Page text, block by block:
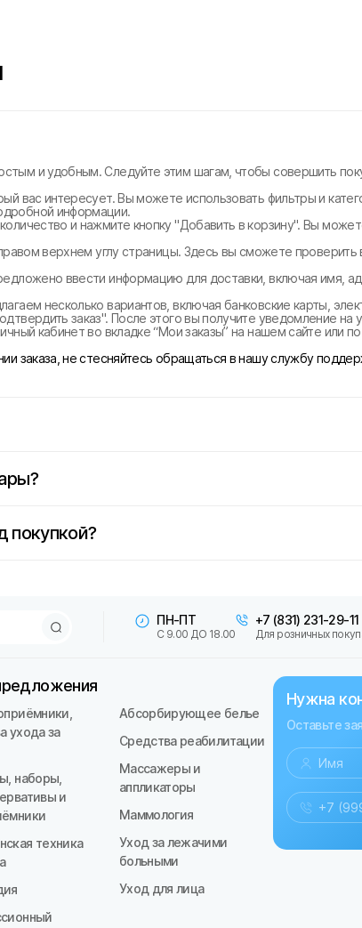
и удобным. Следуйте этим шагам, чтобы совершить
вас интересует. Вы можете использовать фильтры и
информации.
и нажмите кнопку "Добавить в корзину". Вы
верхнем углу страницы. Здесь вы сможете
ввести информацию для доставки, включая имя,
несколько вариантов, включая банковские карты,
заказ". После этого вы получите уведомление на
кабинет во вкладке “Мои заказы” на нашем сайте или
заказа, не стесняйтесь обращаться в нашу службу
покупкой?
ПН-ПТ
С 9.00 ДО 18.00
+7 (831) 231-29-11
Для розничных
ухода за
наборы,
и
техника
Абсорбирующее белье
Средства реабилитации
Массажеры и
аппликаторы
Маммология
Уход за лежачими
больными
Уход для лица
Нужна
Оставьте